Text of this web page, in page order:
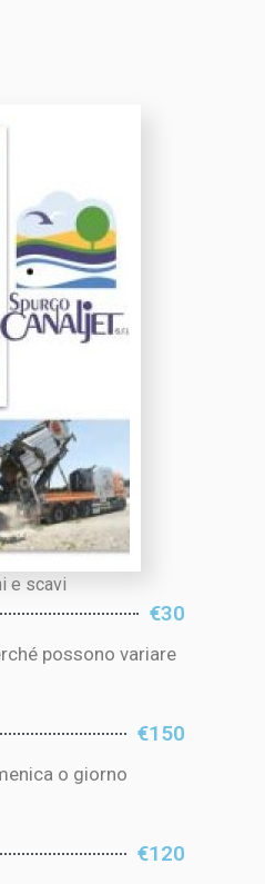
e scavi
€30
possono variare
€150
o giorno
€120